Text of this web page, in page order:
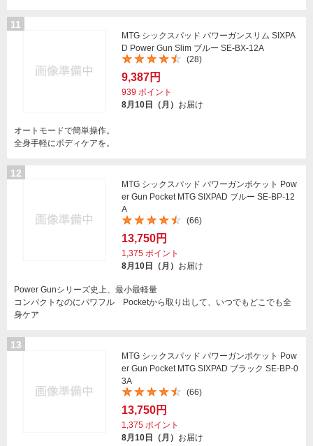
11
MTG シックスパッド パワーガンスリム SIXPA
D Power Gun Slim ブルー SE-BX-12A
(28)
9,387円
939 ポイント
8月10日（月） お届け
オートモードで簡単操作。
全身手軽にボディケアを。
12
MTG シックスパッド パワーガンポケット Pow
er Gun Pocket MTG SIXPAD ブルー SE-BP-12
A
(66)
13,750円
1,375 ポイント
8月10日（月） お届け
Power Gunシリーズ史上、最小最軽量
コンパクトなのにパワフル Pocketから取り出して、いつでもどこでも全
身ケア
13
MTG シックスパッド パワーガンポケット Pow
er Gun Pocket MTG SIXPAD ブラック SE-BP-0
3A
(66)
13,750円
1,375 ポイント
8月10日（月） お届け